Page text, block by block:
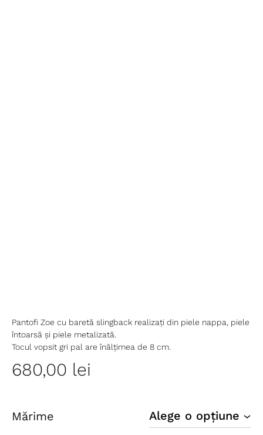
Pantofi Zoe cu baretă slingback realizați din piele nappa, piele
întoarsă și piele metalizată.
Tocul vopsit gri pal are înălțimea de 8 cm.
680,00 lei
Mărime